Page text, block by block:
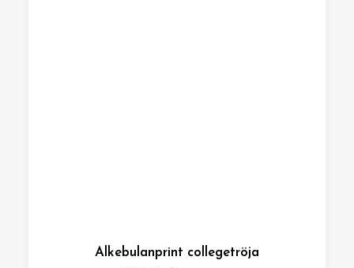
Alkebulanprint collegetröja